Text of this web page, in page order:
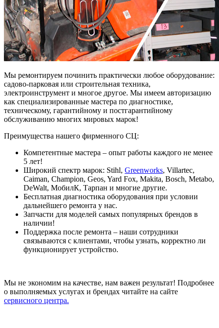
Мы ремонтируем починить практически любое оборудование:
садово-парковая или строительная техника,
электроинструмент и многое другое. Мы имеем авторизацию
как специализированные мастера по диагностике,
техническому, гарантийному и постгарантийному
обслуживанию многих мировых марок!
Преимущества нашего фирменного СЦ:
Компетентные мастера – опыт работы каждого не менее
5 лет!
Широкий спектр марок: Stihl, Greenworks, Villartec,
Caiman, Champion, Geos, Yard Fox, Makita, Bosch, Metabo,
DeWalt, МобилК, Тарпан и многие другие.
Бесплатная диагностика оборудования при условии
дальнейшего ремонта у нас.
Запчасти для моделей самых популярных брендов в
наличии!
Поддержка после ремонта – наши сотрудники
связываются с клиентами, чтобы узнать, корректно ли
функционирует устройство.
Мы не экономим на качестве, нам важен результат! Подробнее
о выполняемых услугах и брендах читайте на сайте
сервисного центра.